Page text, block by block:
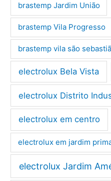
brastemp Jardim União
brastemp Vila Progresso
brastemp vila são
electrolux Bela Vista
electrolux Distrito
electrolux em centro
electrolux em jardim
electrolux Jardim